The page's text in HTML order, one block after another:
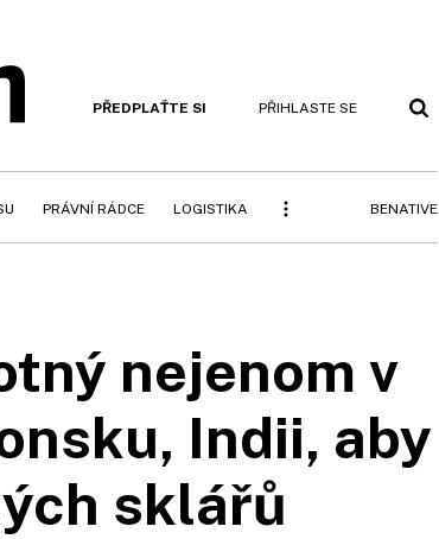
PŘEDPLAŤTE SI PŘIHLASTE SE
PRÁVNÍ RÁDCE LOGISTIKA BENATIVE
nejenom v
Indii, aby
sklářů